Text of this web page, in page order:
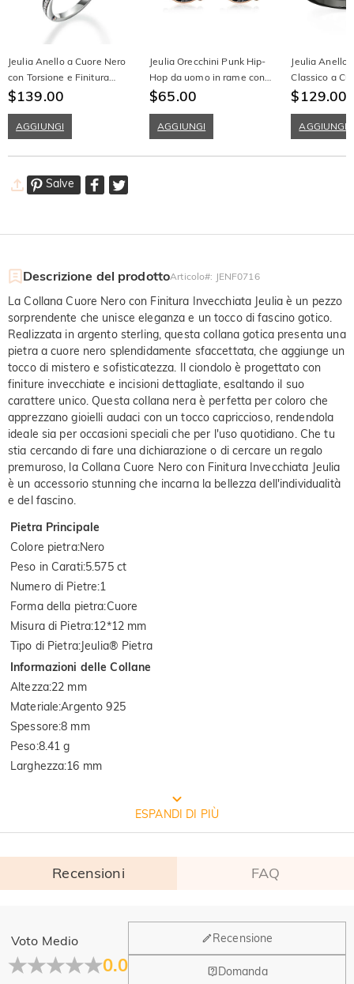
Jeulia Anello a Cuore Nero
con Torsione e Finitura
Antica in Argento Sterling
$139.00
AGGIUNGI
Jeulia Orecchini Punk Hip-
Hop da uomo in rame con
taglio rotondo
$65.00
AGGIUNGI
Jeulia Anello
Classico a
Spine
$129.00
AGGIUNGI
Salve
Descrizione del prodottoArticolo#: JENF0716
La Collana Cuore Nero con Finitura Invecchiata Jeulia è un pezzo
sorprendente che unisce eleganza e un tocco di fascino gotico.
Realizzata in argento sterling, questa collana gotica presenta una
pietra a cuore nero splendidamente sfaccettata, che aggiunge un
tocco di mistero e sofisticatezza. Il ciondolo è progettato con
finiture invecchiate e incisioni dettagliate, esaltando il suo
carattere unico. Questa collana nera è perfetta per coloro che
apprezzano gioielli audaci con un tocco capriccioso, rendendola
ideale sia per occasioni speciali che per l'uso quotidiano. Che tu
stia cercando di fare una dichiarazione o di cercare un regalo
premuroso, la Collana Cuore Nero con Finitura Invecchiata Jeulia
è un accessorio stunning che incarna la bellezza dell'individualità
e del fascino.
Pietra Principale
Colore pietra:Nero
Peso in Carati:5.575 ct
Numero di Pietre:1
Forma della pietra:Cuore
Misura di Pietra:12*12 mm
Tipo di Pietra:Jeulia® Pietra
Informazioni delle Collane
Altezza:22 mm
Materiale:Argento 925
Spessore:8 mm
Peso:8.41 g
Larghezza:16 mm
Qualità verificata dall'istituto
SGS: È la più grande e antica multinazionale al mondo per il controllo
della qualità dei prodotti e l'identificazione tecnica.
nichel: Pass
ESPANDI DI PIÙ
Recensioni FAQ
Voto Medio
0.0
Recensione
Domanda
Generale
Dove si trova la tua azienda?